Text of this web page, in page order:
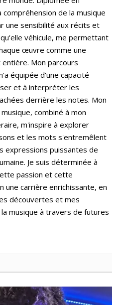
de la musique
une sensibilité aux récits et
véhicule, me permettant
œuvre comme une
Mon parcours
équipée d'une capacité
et à interpréter les
derrière les notes. Mon
combiné à mon
m'inspire à explorer
et les mots s'entremêlent
expressions puissantes de
Je suis déterminée à
passion et cette
une carrière enrichissante, en
découvertes et mes
musique à travers de futures